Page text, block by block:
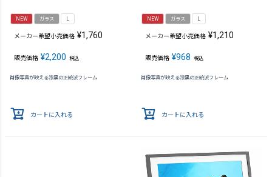
NEW ガラス L
メーカー希望小売価格 ¥1,760
販売価格 ¥2,200 税込
肖像写真が映える漆黒の正統派フレーム
カートに入れる
NEW ガラス L
メーカー希望小売価格 ¥1,210
販売価格 ¥968 税込
肖像写真が映える漆黒の正統派フレーム
カートに入れる